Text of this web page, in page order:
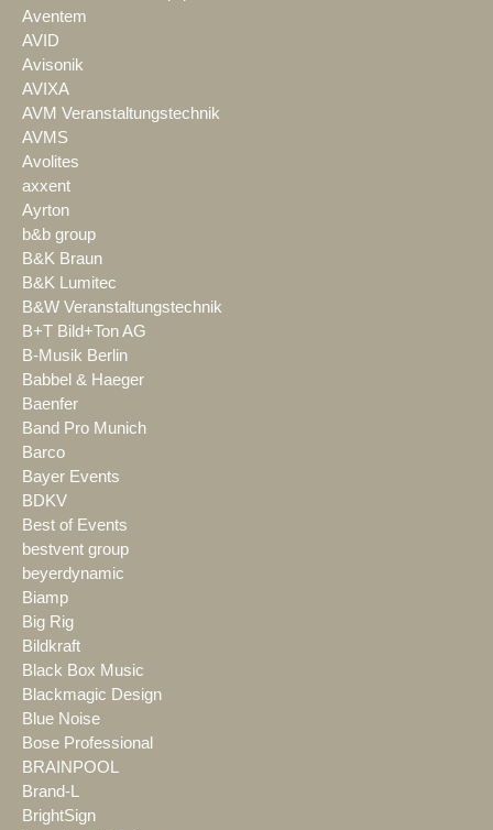
Aventem
AVID
Avisonik
AVIXA
AVM Veranstaltungstechnik
AVMS
Avolites
axxent
Ayrton
b&b group
B&K Braun
B&K Lumitec
B&W Veranstaltungstechnik
B+T Bild+Ton AG
B-Musik Berlin
Babbel & Haeger
Baenfer
Band Pro Munich
Barco
Bayer Events
BDKV
Best of Events
bestvent group
beyerdynamic
Biamp
Big Rig
Bildkraft
Black Box Music
Blackmagic Design
Blue Noise
Bose Professional
BRAINPOOL
Brand-L
BrightSign